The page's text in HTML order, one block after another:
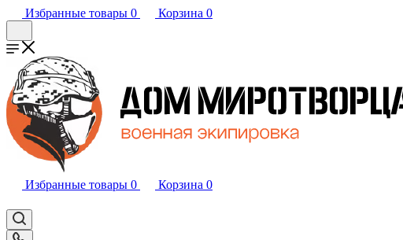
Избранные товары 0 Корзина 0
Избранные товары 0 Корзина 0